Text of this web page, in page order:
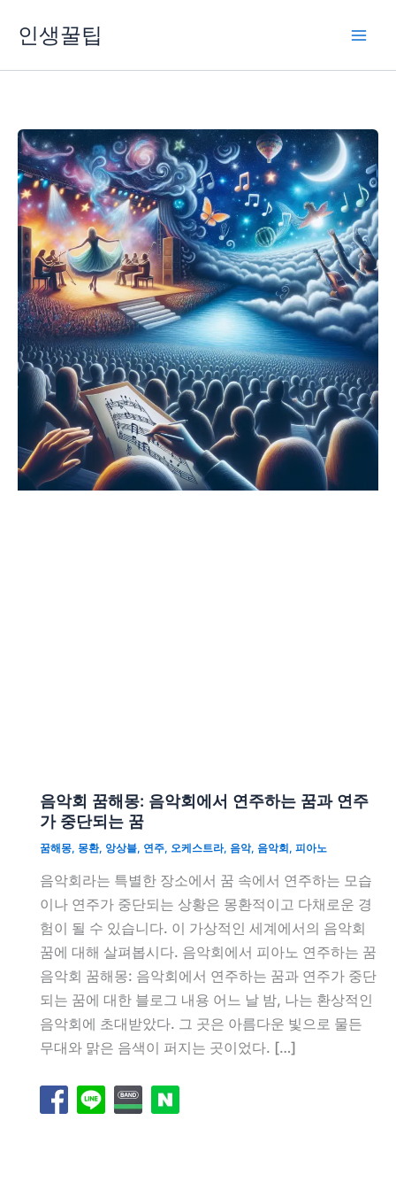
인생꿀팁
음악회 꿈해몽: 음악회에서 연주하는 꿈과 연주
가 중단되는 꿈
꿈해몽, 몽환, 앙상블, 연주, 오케스트라, 음악, 음악회, 피아노
음악회라는 특별한 장소에서 꿈 속에서 연주하는 모습
이나 연주가 중단되는 상황은 몽환적이고 다채로운 경
험이 될 수 있습니다. 이 가상적인 세계에서의 음악회
꿈에 대해 살펴봅시다. 음악회에서 피아노 연주하는 꿈
음악회 꿈해몽: 음악회에서 연주하는 꿈과 연주가 중단
되는 꿈에 대한 블로그 내용 어느 날 밤, 나는 환상적인
음악회에 초대받았다. 그 곳은 아름다운 빛으로 물든
무대와 맑은 음색이 퍼지는 곳이었다. […]